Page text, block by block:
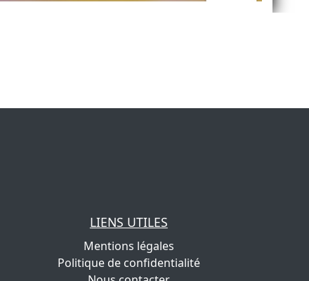
LIENS UTILES
Mentions légales
Politique de confidentialité